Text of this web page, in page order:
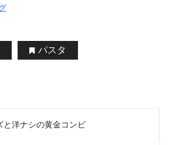
パスタ
と洋ナシの黄金コンビ